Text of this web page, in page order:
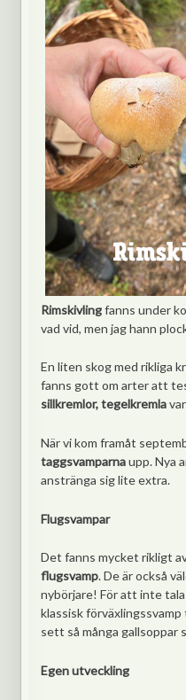
Rimskivlingfanns under
vad vid, men jag hann
En liten skog med rikliga
fanns gott om arter att
sillkremlor, tegelkremla
När vi kom framåt
taggsvamparnaupp. Nya
anstränga sig lite extra.
Flugsvampar
Det fanns mycket rikligt
flugsvamp. De är också
nybörjare! För att inte
klassisk förväxlingssvamp
sett så många gallsoppar
Egen utveckling